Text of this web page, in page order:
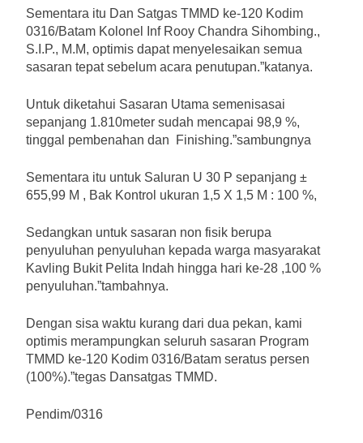
Sementara itu Dan Satgas TMMD ke-120 Kodim
0316/Batam Kolonel Inf Rooy Chandra Sihombing.,
S.I.P., M.M, optimis dapat menyelesaikan semua
sasaran tepat sebelum acara penutupan.”katanya.
Untuk diketahui Sasaran Utama semenisasai
sepanjang 1.810meter sudah mencapai 98,9 %,
tinggal pembenahan dan Finishing.”sambungnya
Sementara itu untuk Saluran U 30 P sepanjang ±
655,99 M , Bak Kontrol ukuran 1,5 X 1,5 M : 100 %,
Sedangkan untuk sasaran non fisik berupa
penyuluhan penyuluhan kepada warga masyarakat
Kavling Bukit Pelita Indah hingga hari ke-28 ,100 %
penyuluhan.”tambahnya.
Dengan sisa waktu kurang dari dua pekan, kami
optimis merampungkan seluruh sasaran Program
TMMD ke-120 Kodim 0316/Batam seratus persen
(100%).”tegas Dansatgas TMMD.
Pendim/0316